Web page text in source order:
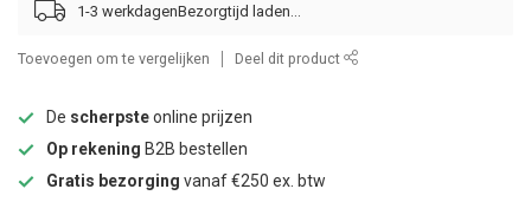
1-3 werkdagen
Toevoegen om te vergelijken Deel dit product
De scherpsteonline prijzen
Op rekening B2B bestellen
Gratis bezorging vanaf €250 ex. btw